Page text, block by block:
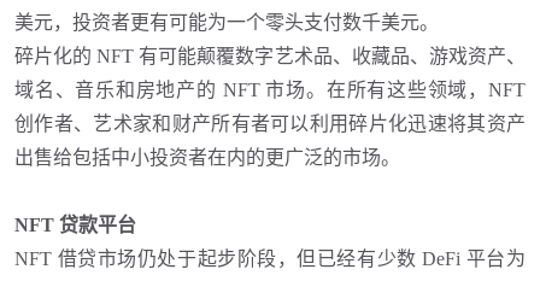
美元，投资者更有可能为一个零头支付数千美元。
碎片化的 NFT 有可能颠覆数字艺术品、收藏品、游戏资产、
域名、音乐和房地产的 NFT 市场。在所有这些领域，NFT
创作者、艺术家和财产所有者可以利用碎片化迅速将其资产
出售给包括中小投资者在内的更广泛的市场。
NFT 贷款平台
NFT 借贷市场仍处于起步阶段，但已经有少数 DeFi 平台为